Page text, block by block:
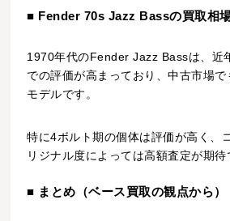
■ Fender 70s Jazz Bassの買取相
1970年代のFender Jazz Bassは、近
での評価が高まっており、中古市場
モデルです。
特に4ボルト期の個体は評価が高く、
リジナル度によっては高額査定が期待
■ まとめ（ベース買取の観点から）